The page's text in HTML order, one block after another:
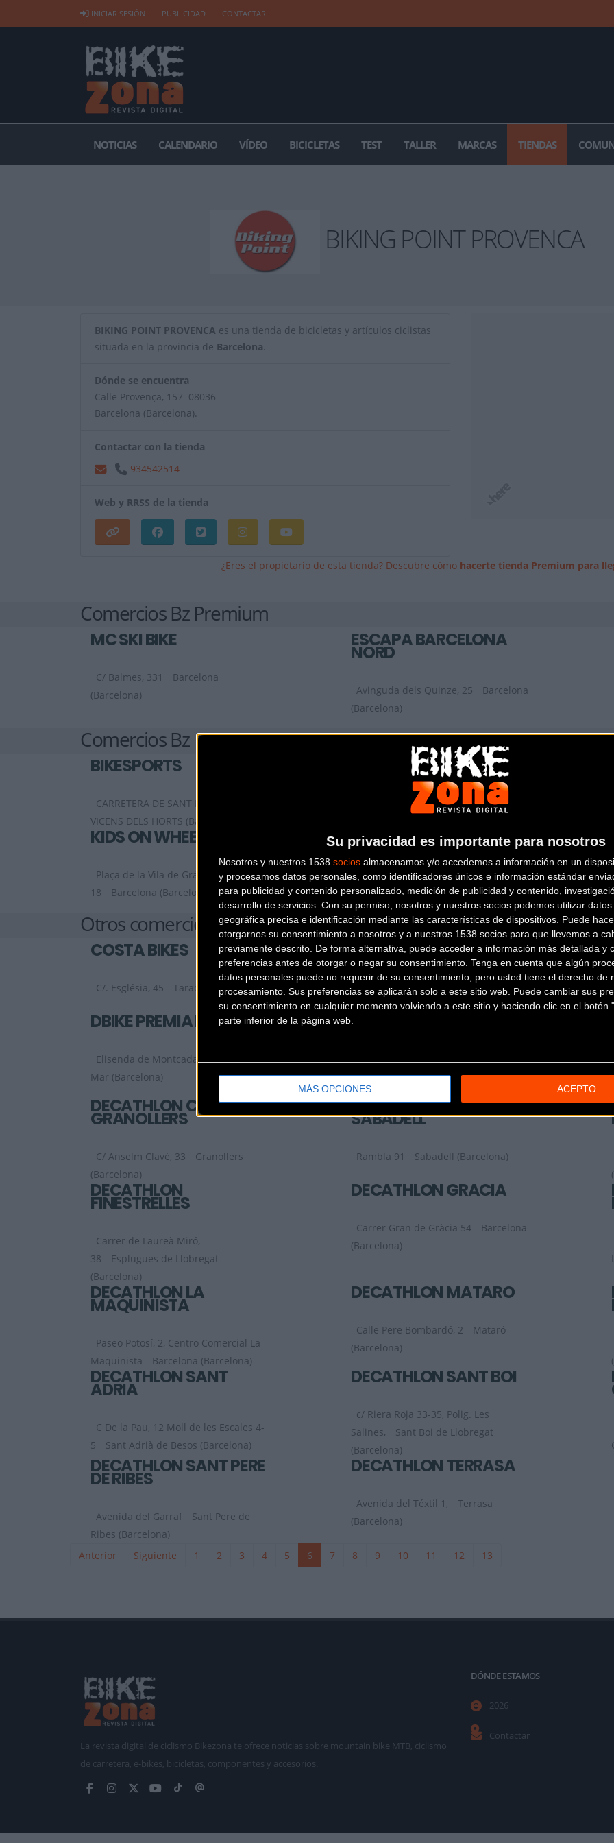
Su privacidad es importante para nosotros
Nosotros y nuestros 1538 socios almacenamos y/o accedemos a información en un
y procesamos datos personales, como identificadores únicos e información estándar
para publicidad y contenido personalizado, medición de publicidad y contenido,
desarrollo de servicios. Con su permiso, nosotros y nuestros socios podemos utilizar
geográfica precisa e identificación mediante las características de dispositivos. Puede
otorgarnos su consentimiento a nosotros y a nuestros 1538 socios para que llevemos a
previamente descrito. De forma alternativa, puede acceder a información más detallada y
preferencias antes de otorgar o negar su consentimiento. Tenga en cuenta que algún
datos personales puede no requerir de su consentimiento, pero usted tiene el derecho de
procesamiento. Sus preferencias se aplicarán solo a este sitio web. Puede cambiar sus
su consentimiento en cualquier momento volviendo a este sitio y haciendo clic en el botón
parte inferior de la página web.
MÁS OPCIONES ACEPTO
INICIAR SESIÓN PUBLICIDAD CONTACTAR
NOTICIAS CALENDARIO VÍDEO BICICLETAS TEST TALLER MARCAS TIENDAS
BIKING POINT PROVENCA
BIKING POINT PROVENCA es una tienda de bicicletas y artículos ciclistas
situada en la provincia de Barcelona.
Dónde se encuentra
Calle Provença, 157 08036
Barcelona (Barcelona).
Contactar con la tienda
934542514
Web y RRSS de la tienda
¿Eres el propietario de esta tienda? Descubre cómo hacerte tienda Premium para
Comercios Bz Premium
MC SKI BIKE
C/ Balmes, 331
Barcelona
(Barcelona)
ESCAPA BARCELONA
NORD
Avinguda dels Quinze, 25
Barcelona
(Barcelona)
Comercios Bz
BIKESPORTS
CARRETERA DE SANT BOI 90
VICENS DELS HORTS (Barcelona)
Gran Via de les Corts Catalanes, 452,
KIDS ON WHEELS
Plaça de la Vila de Gràcia,
18
Barcelona (Barcelona)
Otros comercios
COSTA BIKES
C/. Església, 45 Taradell (Barcelona)
CRITERIUM BCN
Carrer Consell de Cent,
195
Barcelona (Barcelona)
DBIKE PREMIÁ DE MAR
Elisenda de Montcada 25
Premiá de
Mar (Barcelona)
DBIKE PREMIÁ DE MAR
C/ Mayor 556 Vallirana (Barcelona)
DECATHLON CITY
GRANOLLERS
C/ Anselm Clavé, 33
Granollers
(Barcelona)
DECATHLON CITY
SABADELL
Rambla 91 Sabadell (Barcelona)
DECATHLON
FINESTRELLES
Carrer de Laureà Miró,
38
Esplugues de Llobregat
(Barcelona)
DECATHLON GRACIA
Carrer Gran de Gràcia 54
Barcelona
(Barcelona)
DECATHLON LA
MAQUINISTA
Paseo Potosí, 2, Centro Comercial La
Maquinista
Barcelona (Barcelona)
DECATHLON MATARÓ
Calle Pere Bombardó, 2
Mataró
(Barcelona)
DECATHLON SANT
ADRIA
C De la Pau, 12 Moll de les Escales 4-
5
Sant Adrià de Besos (Barcelona)
DECATHLON SANT BOI
c/ Riera Roja 33-35, Polig. Les
Salines,
Sant Boi de Llobregat
(Barcelona)
DECATHLON SANT PERE
DE RIBES
Avenida del Garraf
Sant Pere de
Ribes (Barcelona)
DECATHLON TERRASA
Avenida del Téxtil 1,
Terrasa
(Barcelona)
Anterior Siguiente 1 2 3 4 5 6 7 8 9 10 11 12 13
La revista digital de ciclismo Bikezona te ofrece noticias sobre mountain bike MTB, ciclismo
de carretera, e-bikes, bicicletas, componentes y accesorios.
DÓNDE ESTAMOS
2026
Contactar